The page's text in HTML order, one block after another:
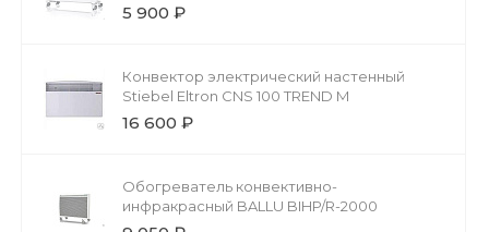
5 900 ₽
Конвектор электрический настенный
Stiebel Eltron CNS 100 TREND M
16 600 ₽
Обогреватель конвективно-
инфракрасный BALLU BIHP/R-2000